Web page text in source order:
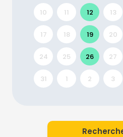
10 11 12 13
17 18 19 20
24 25 26 27
31 1 2 3